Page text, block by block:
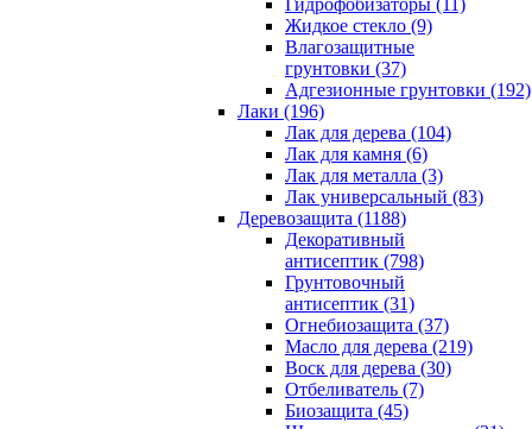
Гидрофобизаторы (11)
Жидкое стекло (9)
Влагозащитные
грунтовки (37)
Адгезионные грунтовки (192)
Лаки (196)
Лак для дерева (104)
Лак для камня (6)
Лак для металла (3)
Лак универсальный (83)
Деревозащита (1188)
Декоративный
антисептик (798)
Грунтовочный
антисептик (31)
Огнебиозащита (37)
Масло для дерева (219)
Воск для дерева (30)
Отбеливатель (7)
Биозащита (45)